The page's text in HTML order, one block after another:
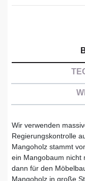
Wir verwenden
Regierungskontrolle
Mangoholz stammt
ein Mangobaum nicht
dann für den
Mangoholz in große